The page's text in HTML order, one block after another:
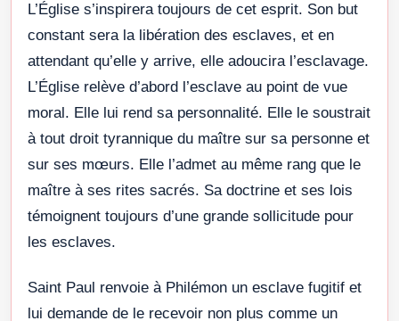
L’Église s’inspirera toujours de cet esprit. Son but
constant sera la libération des esclaves, et en
attendant qu’elle y arrive, elle adoucira l’esclavage.
L’Église relève d’abord l’esclave au point de vue
moral. Elle lui rend sa personnalité. Elle le soustrait
à tout droit tyrannique du maître sur sa personne et
sur ses mœurs. Elle l’admet au même rang que le
maître à ses rites sacrés. Sa doctrine et ses lois
témoignent toujours d’une grande sollicitude pour
les esclaves.
Saint Paul renvoie à Philémon un esclave fugitif et
lui demande de le recevoir non plus comme un